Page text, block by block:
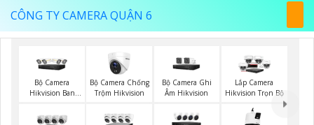
CÔNG TY CAMERA QUẬN 6
Bộ Camera
Hikvision Ban
Bộ Camera Chống
Trộm Hikvision
Bộ Camera Ghi
Âm Hikvision
Lắp Camera
Hikvision Trọn Bộ